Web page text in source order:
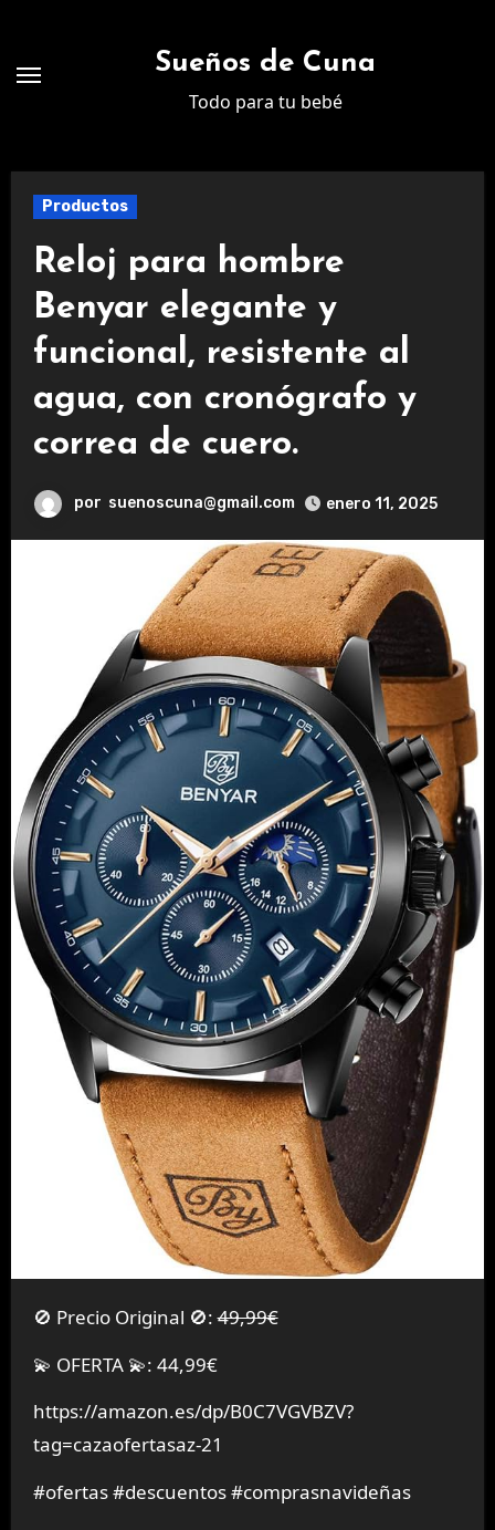
contenido
Sueños de Cuna
Todo para tu bebé
Productos
Reloj para hombre
Benyar elegante y
funcional, resistente al
agua, con cronógrafo y
correa de cuero.
por suenoscuna@gmail.com enero 11, 2025
🚫 Precio Original 🚫:49,99€
💫 OFERTA 💫: 44,99€
https://amazon.es/dp/B0C7VGVBZV?
tag=cazaofertasaz-21
#ofertas #descuentos #comprasnavideñas